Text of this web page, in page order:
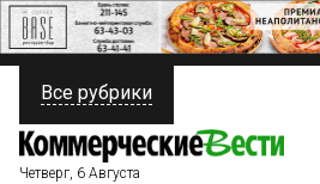
ПОЛИТИКА
ФИНАНСЫ
Все рубрики
Четверг, 6 Августа